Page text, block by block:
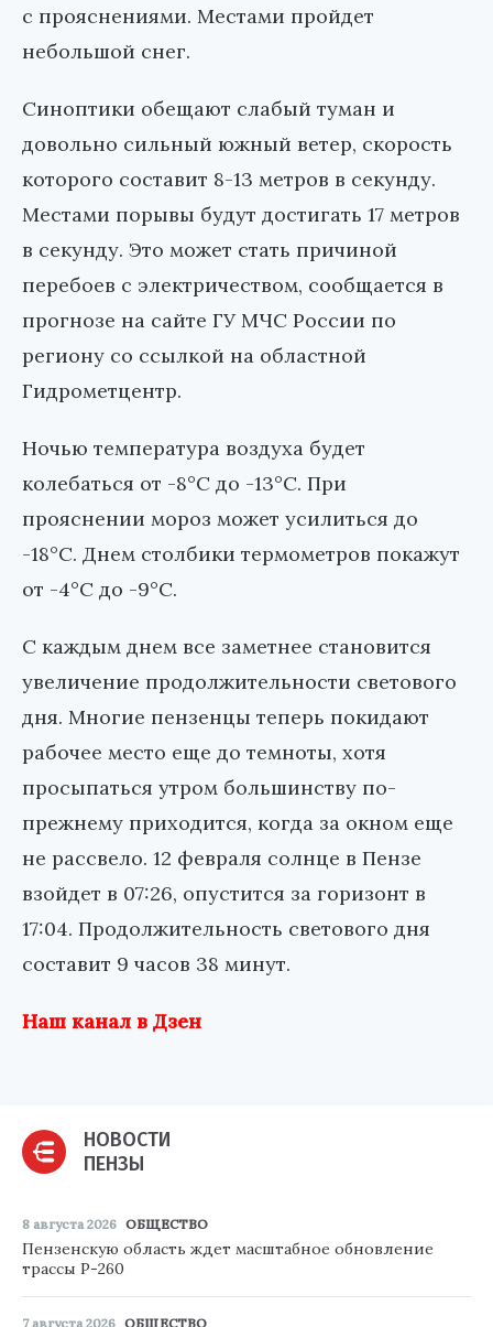
с прояснениями. Местами пройдет
небольшой снег.
Синоптики обещают слабый туман и
довольно сильный южный ветер, скорость
которого составит 8-13 метров в секунду.
Местами порывы будут достигать 17 метров
в секунду. Это может стать причиной
перебоев с электричеством, сообщается в
прогнозе на сайте ГУ МЧС России по
региону со ссылкой на областной
Гидрометцентр.
Ночью температура воздуха будет
колебаться от -8°С до -13°С. При
прояснении мороз может усилиться до
-18°С. Днем столбики термометров покажут
от -4°С до -9°С.
С каждым днем все заметнее становится
увеличение продолжительности светового
дня. Многие пензенцы теперь покидают
рабочее место еще до темноты, хотя
просыпаться утром большинству по-
прежнему приходится, когда за окном еще
не рассвело. 12 февраля солнце в Пензе
взойдет в 07:26, опустится за горизонт в
17:04. Продолжительность светового дня
составит 9 часов 38 минут.
Наш канал в Дзен
НОВОСТИ
ПЕНЗЫ
8 августа 2026 ОБЩЕСТВО
Пензенскую область ждет масштабное обновление
трассы Р-260
7 августа 2026 ОБЩЕСТВО